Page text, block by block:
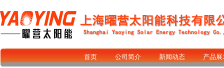
首页 公司简介 新闻动态 产品展